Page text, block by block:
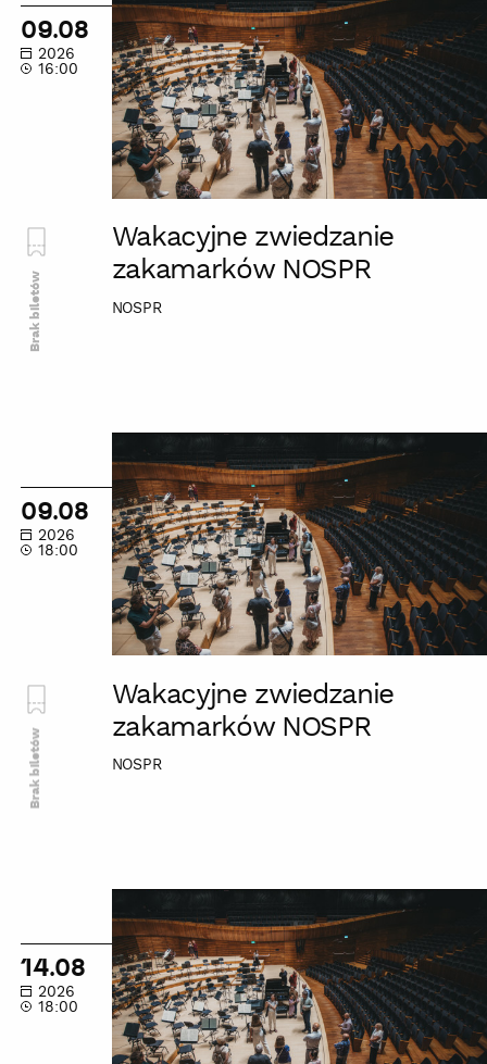
zwiedzanie
zakamarków
NOSPR
09.08
2026
16:00
Wakacyjne zwiedzanie
zakamarków NOSPR
NOSPR
Brak biletów
zwiedzanie
zakamarków
NOSPR
09.08
2026
18:00
Wakacyjne zwiedzanie
zakamarków NOSPR
NOSPR
Brak biletów
zwiedzanie
zakamarków
NOSPR
14.08
2026
18:00